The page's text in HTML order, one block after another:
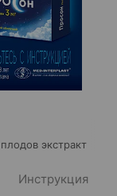
экстракт
Инструкция